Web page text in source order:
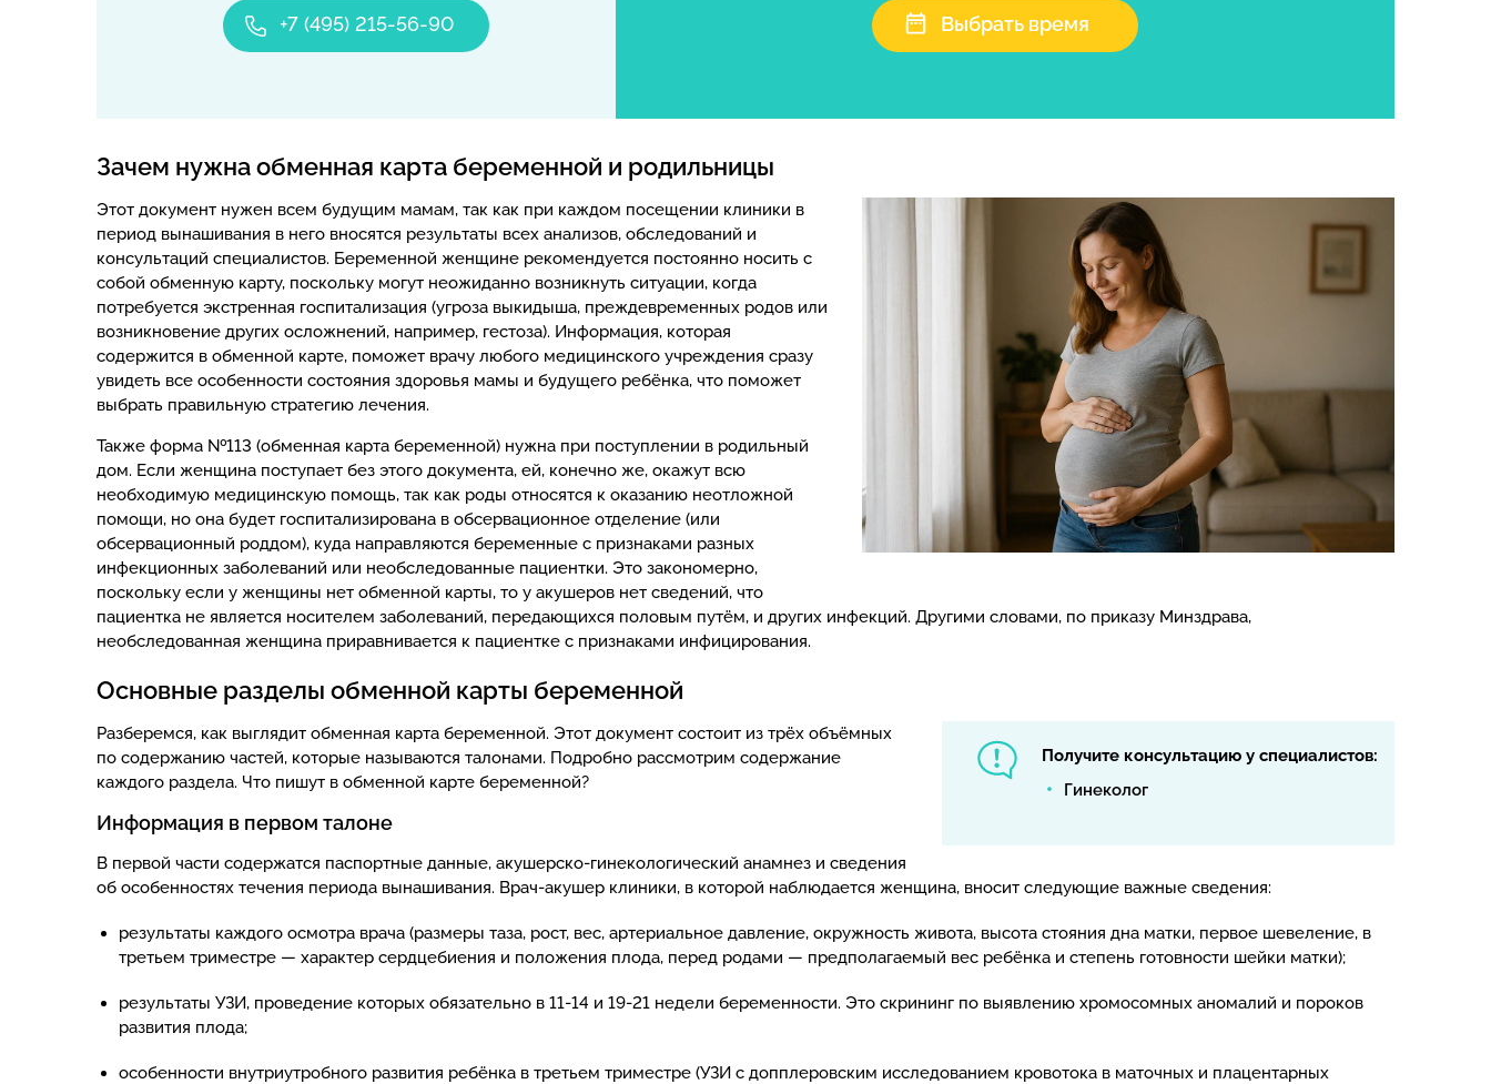
+7 (495) 215-56-90 Выбрать время
Зачем нужна обменная карта беременной и родильницы
Этот документ нужен всем будущим мамам, так как при каждом посещении клиники в
период вынашивания в него вносятся результаты всех анализов, обследований и
консультаций специалистов. Беременной женщине рекомендуется постоянно носить с
собой обменную карту, поскольку могут неожиданно возникнуть ситуации, когда
потребуется экстренная госпитализация (угроза выкидыша, преждевременных родов или
возникновение других осложнений, например, гестоза). Информация, которая
содержится в обменной карте, поможет врачу любого медицинского учреждения сразу
увидеть все особенности состояния здоровья мамы и будущего ребёнка, что поможет
выбрать правильную стратегию лечения.
Также форма №113 (обменная карта беременной) нужна при поступлении в родильный
дом. Если женщина поступает без этого документа, ей, конечно же, окажут всю
необходимую медицинскую помощь, так как роды относятся к оказанию неотложной
помощи, но она будет госпитализирована в обсервационное отделение (или
обсервационный роддом), куда направляются беременные с признаками разных
инфекционных заболеваний или необследованные пациентки. Это закономерно,
поскольку если у женщины нет обменной карты, то у акушеров нет сведений, что
пациентка не является носителем заболеваний, передающихся половым путём, и других инфекций. Другими словами, по приказу Минздрава,
необследованная женщина приравнивается к пациентке с признаками инфицирования.
Основные разделы обменной карты беременной
Получите консультацию у специалистов:
Гинеколог
Разберемся, как выглядит обменная карта беременной. Этот документ состоит из трёх объёмных
по содержанию частей, которые называются талонами. Подробно рассмотрим содержание
каждого раздела. Что пишут в обменной карте беременной?
Информация в первом талоне
В первой части содержатся паспортные данные, акушерско-гинекологический анамнез и сведения
об особенностях течения периода вынашивания. Врач-акушер клиники, в которой наблюдается женщина, вносит следующие важные сведения:
результаты каждого осмотра врача (размеры таза, рост, вес, артериальное давление, окружность живота, высота стояния дна матки, первое шевеление, в
третьем триместре — характер сердцебиения и положения плода, перед родами — предполагаемый вес ребёнка и степень готовности шейки матки);
результаты УЗИ, проведение которых обязательно в 11-14 и 19-21 недели беременности. Это скрининг по выявлению хромосомных аномалий и пороков
развития плода;
особенности внутриутробного развития ребёнка в третьем триместре (УЗИ с допплеровским исследованием кровотока в маточных и плацентарных